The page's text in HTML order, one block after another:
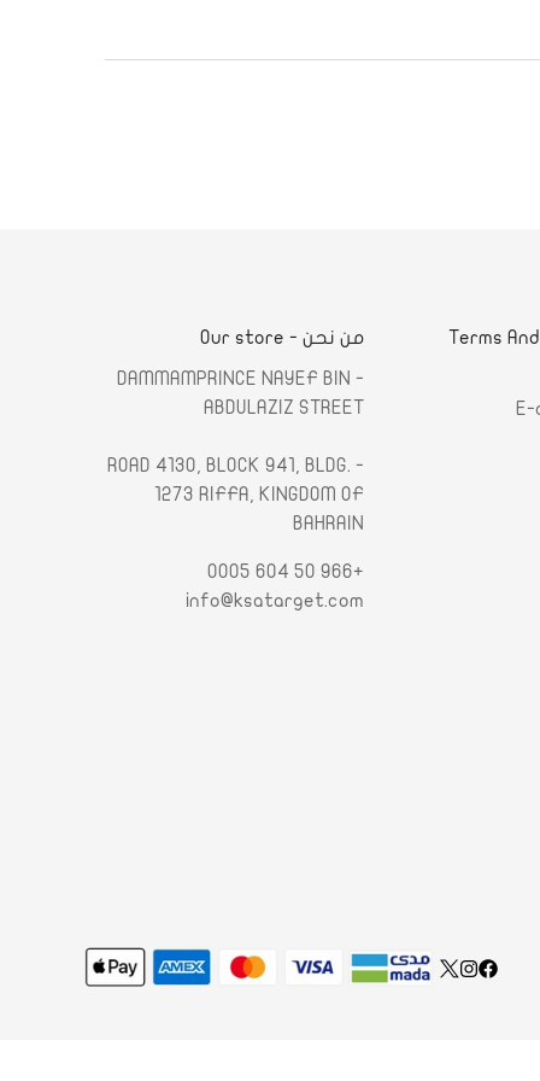
الشروط والأحكام - Terms And
E-
من نحن - Our store
- DAMMAMPRINCE NAYEF BIN
ABDULAZIZ STREET
- ROAD 4130, BLOCK 941, BLDG.
1273 RIFFA, KINGDOM OF
BAHRAIN
+966 50 604 0005
info@ksatarget.com